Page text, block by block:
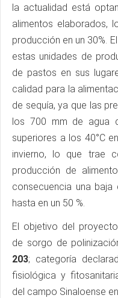
la actualidad está
alimentos elaborados,
producción en un 30%.
estas unidades de
de pastos en sus
calidad para la
de sequía, ya que las
los 700 mm de agua
superiores a los 40°C
invierno, lo que trae
producción de
consecuencia una
hasta en un 50 %.
El objetivo del
de sorgo de
203; categoría
fisiológica y
del campo Sinaloense